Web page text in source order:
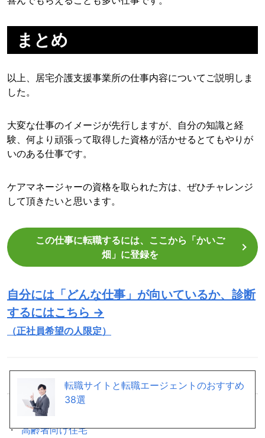
まとめ
以上、居宅介護支援事業所の仕事内容についてご説明しま
した。
大変な仕事のイメージが先行しますが、自分の知識と経
験、何より頑張って取得した資格が活かせるとてもやりが
いのある仕事です。
ケアマネージャーの資格を取られた方は、ぜひチャレンジ
して頂きたいと思います。
この仕事に転職するには、ここから「かいご
畑」に登録を
自分には「どんな仕事」が向いているか、診断
するにはこちら →
（正社員希望の人限定）
介護業界」関連の仕事
介護
高齢者向け住宅
転職サイトと転職エージェントのおすすめ
38選